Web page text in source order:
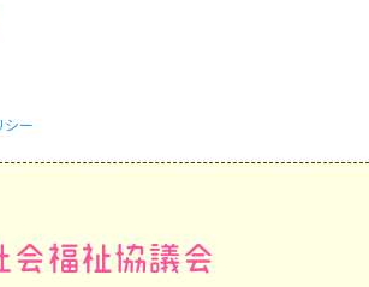
シー
会福祉協議会